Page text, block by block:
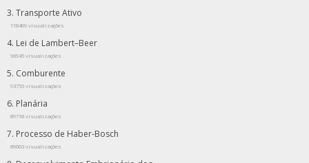
Transporte Ativo
118469 visualizações
Lei de Lambert–Beer
96945 visualizações
Comburente
93755 visualizações
Planária
89718 visualizações
Processo de Haber-Bosch
89003 visualizações